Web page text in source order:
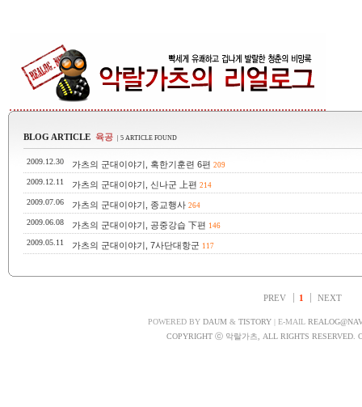
BLOG ARTICLE 육공 | 5 ARTICLE FOUND
2009.12.30 가츠의 군대이야기, 혹한기훈련 6편 209
2009.12.11 가츠의 군대이야기, 신나군 上편 214
2009.07.06 가츠의 군대이야기, 종교행사 264
2009.06.08 가츠의 군대이야기, 공중강습 下편 146
2009.05.11 가츠의 군대이야기, 7사단대항군 117
PREV 1 NEXT
POWERED BY DAUM & TISTORY | E-MAIL
COPYRIGHT ⓒ 악랄가츠, ALL RIGHTS RESERVED.